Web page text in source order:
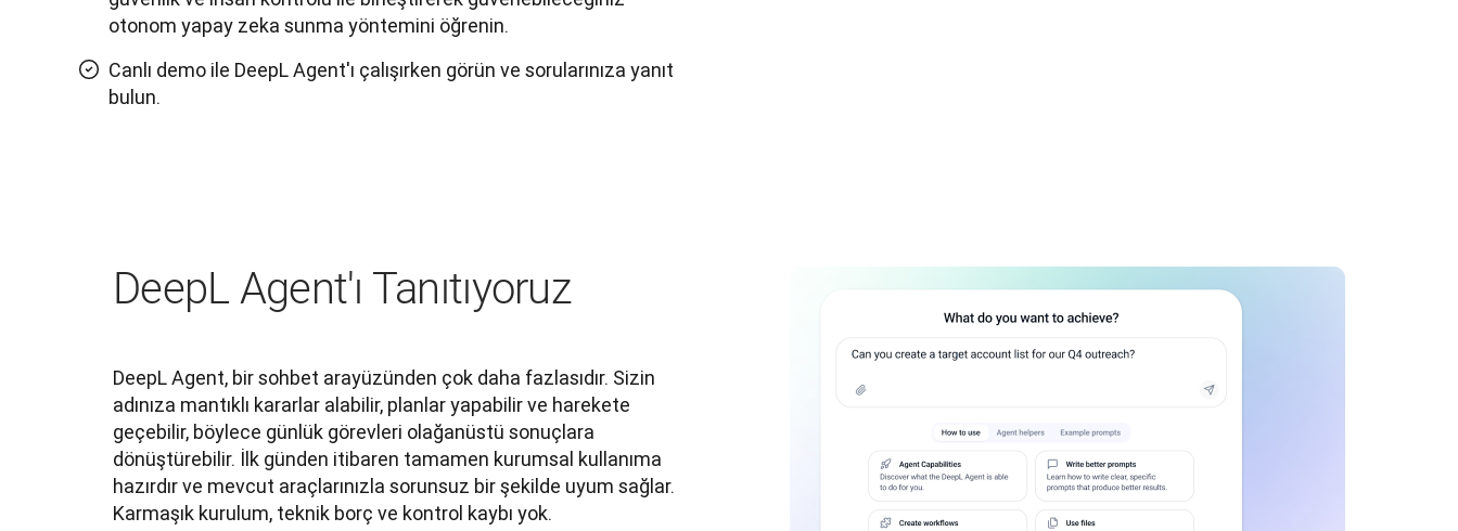
otonom yapay zeka sunma yöntemini öğrenin.
Canlı demo ile DeepL Agent'ı çalışırken görün ve sorularınıza yanıt
bulun.
DeepL Agent'ı Tanıtıyoruz
DeepL Agent, bir sohbet arayüzünden çok daha fazlasıdır. Sizin
adınıza mantıklı kararlar alabilir, planlar yapabilir ve harekete
geçebilir, böylece günlük görevleri olağanüstü sonuçlara
dönüştürebilir. İlk günden itibaren tamamen kurumsal kullanıma
hazırdır ve mevcut araçlarınızla sorunsuz bir şekilde uyum sağlar.
Karmaşık kurulum, teknik borç ve kontrol kaybı yok.